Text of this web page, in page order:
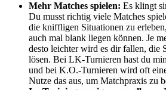
Mehr Matches spielen: Es klingt
Du musst richtig viele Matches
die kniffligen Situationen zu
auch mal blank liegen können. Je
desto leichter wird es dir fallen, die
lösen. Bei LK-Turnieren hast du
und bei K.O.-Turnieren wird oft
Nutze das aus, um Matchpraxis zu